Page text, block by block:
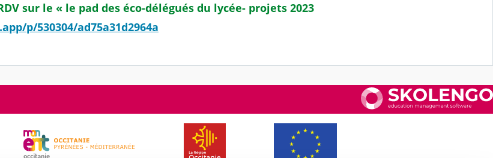
sur le « le pad des éco-délégués du lycée- projets 2023
p/530304/ad75a31d2964a